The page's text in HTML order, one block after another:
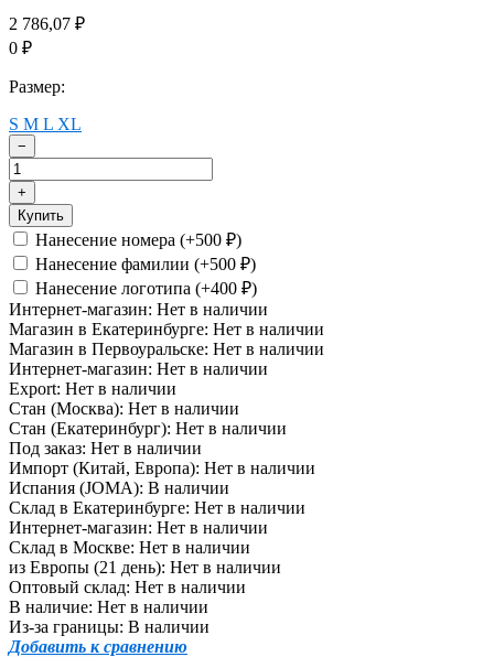
2 786,07 ₽
0 ₽
Размер:
S M L XL
−
+
Купить
Нанесение номера (+500 ₽)
Нанесение фамилии (+500 ₽)
Нанесение логотипа (+400 ₽)
Интернет-магазин: Нет в наличии
Магазин в Екатеринбурге: Нет в наличии
Магазин в Первоуральске: Нет в наличии
Интернет-магазин: Нет в наличии
Export: Нет в наличии
Стан (Москва): Нет в наличии
Стан (Екатеринбург): Нет в наличии
Под заказ: Нет в наличии
Импорт (Китай, Европа): Нет в наличии
Испания (JOMA): В наличии
Склад в Екатеринбурге: Нет в наличии
Интернет-магазин: Нет в наличии
Склад в Москве: Нет в наличии
из Европы (21 день): Нет в наличии
Оптовый склад: Нет в наличии
В наличие: Нет в наличии
Из-за границы: В наличии
Добавить к сравнению